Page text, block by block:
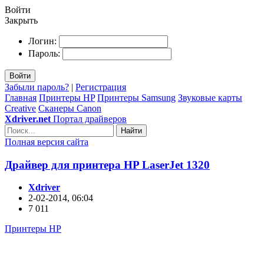
Войти
Закрыть
Логин:
Пароль:
Войти
Забыли пароль? | Регистрация
Главная Принтеры HP Принтеры Samsung Звуковые карты
Creative Сканеры Canon
Xdriver.net Портал драйверов
Найти
Полная версия сайта
Драйвер для принтера HP LaserJet 1320
Xdriver
2-02-2014, 06:04
7 011
Принтеры HP